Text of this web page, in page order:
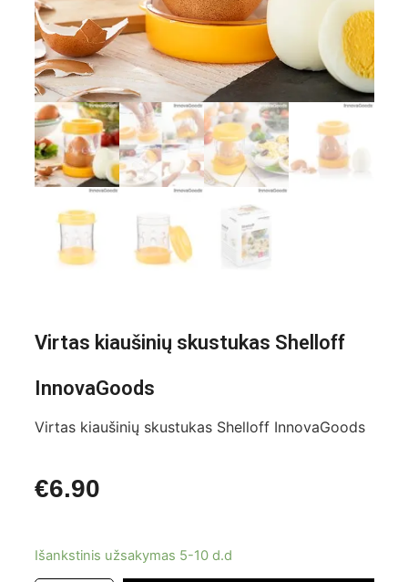
Virtas kiaušinių skustukas Shelloff
InnovaGoods
Virtas kiaušinių skustukas Shelloff InnovaGoods
€6.90
Išankstinis užsakymas 5-10 d.d